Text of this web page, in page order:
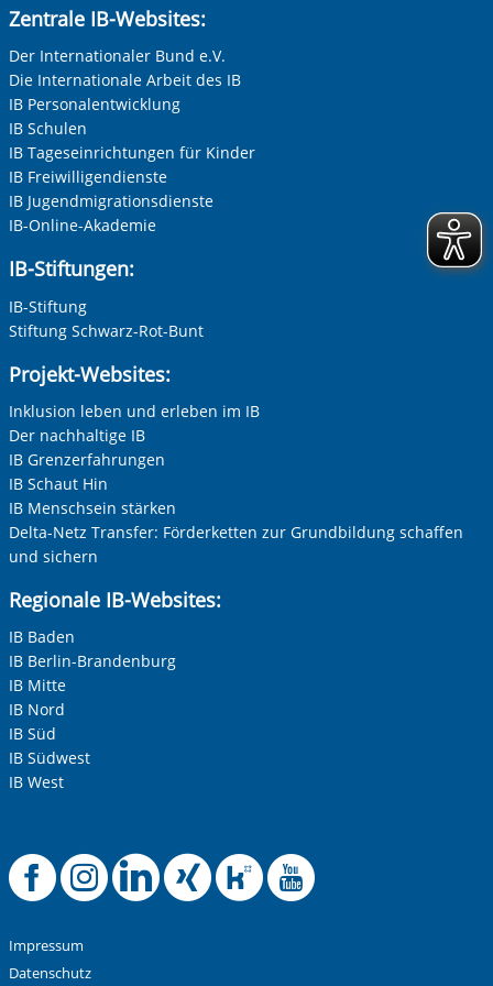
Vorherige Folie anzeigen
Herr
Neutrale Anrede
Unternehmen
Nachname, Vorname
Adresse (PLZ, Ort, Strasse)
Ihre Telefonnummer
Betreff ihrer Anfrage
FriendlyCaptcha ⇗
Alle Informationen zum Schutz der Daten sind sind in
Absenden
Tools setzen YouTube und Google bei jeder Wiedergabe
Daher können wir erst mit Ihrer Einwilligung dazu die
Videos abspielen. Bei der Wiedergabe erhalten YouTube
und Google Daten (z.B. Ihre IP-Adresse) und verarbeiten
diese auch zu eigenen Zwecken. Dabei kann eine
Datenübertragung in die USA, wo kein gleichwertiges
Datenschutzniveau gewährleistet ist, nicht ausgeschlossen
werden. Alle Informationen zum Schutz Ihrer Daten finden
Sie in unserer Datenschutzerklärung. Ihre Einwilligung
können Sie in unseren Datenschutzeinstellungen jederzeit
widerrufen:
Zur Aktivierung der Videos Marketing-Cookies hier
„Wie wollen wir leben?“ ist Titel und Leitfrage von
modularen Workshops, die das demokratische
Miteinander stärken. Das Workshop-Angebot richtet sich
an interessierte junge Menschen, wie Schulklasse oder FSJ-
Gruppen. Die Workshops werden in der Region Mainz
durchgeführt.
Zentrale IB-Websites:
Der Internationaler Bund e.V.
Die Internationale Arbeit des IB
IB Personalentwicklung
IB Schulen
IB Tageseinrichtungen für Kinder
IB Freiwilligendienste
IB Jugendmigrationsdienste
IB-Online-Akademie
IB-Stiftungen:
IB-Stiftung
Stiftung Schwarz-Rot-Bunt
Projekt-Websites:
Inklusion leben und erleben im IB
Der nachhaltige IB
IB Grenzerfahrungen
IB Schaut Hin
IB Menschsein stärken
Delta-Netz Transfer: Förderketten zur Grundbildung schaffen
und sichern
Regionale IB-Websites:
IB Baden
IB Berlin-Brandenburg
IB Mitte
IB Nord
IB Süd
IB Südwest
IB West
Offizielle
Offizielle
Offizielle
Offizielle
Offizielle
Impressum
Datenschutz